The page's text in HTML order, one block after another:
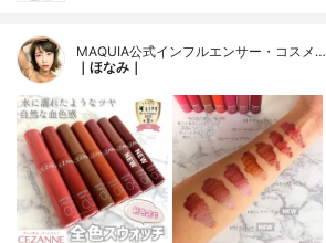
MAQUIA公式インフルエンサー・コスメ…
｜ほなみ｜